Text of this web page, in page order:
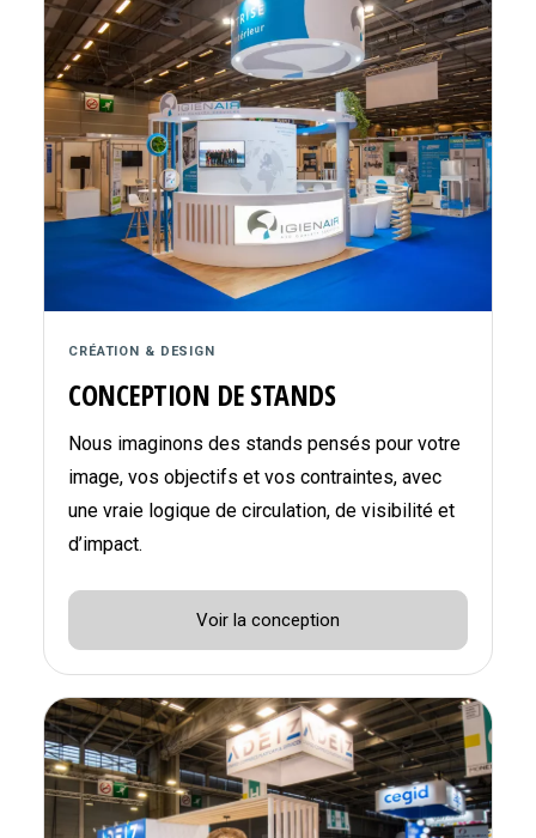
CRÉATION & DESIGN
CONCEPTION DE STANDS
Nous imaginons des stands pensés pour votre
image, vos objectifs et vos contraintes, avec
une vraie logique de circulation, de visibilité et
d’impact.
Voir la conception